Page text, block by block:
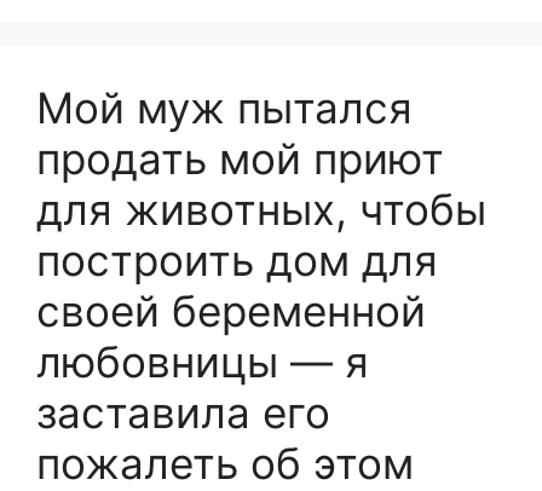
Мой муж пытался
продать мой приют
для животных, чтобы
построить дом для
своей беременной
любовницы — я
заставила его
пожалеть об этом